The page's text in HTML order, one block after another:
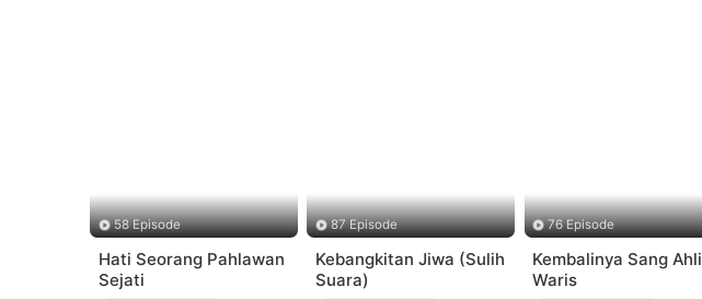
58 Episode
Hati Seorang Pahlawan
Sejati
87 Episode
Kebangkitan Jiwa (Sulih
Suara)
76 Episode
Kembalinya Sang Ahli
Waris